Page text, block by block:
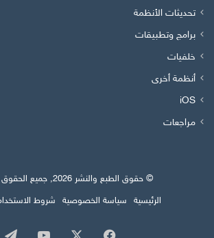
تحديثات الأنظمة
برامج وتطبيقات
خلفيات
أنظمة أخرى
iOS
مراجعات
© حقوق الطبع والنشر 2026, جميع الحقوق محفوظة
الرئيسية
سياسة الخصوصية شروط